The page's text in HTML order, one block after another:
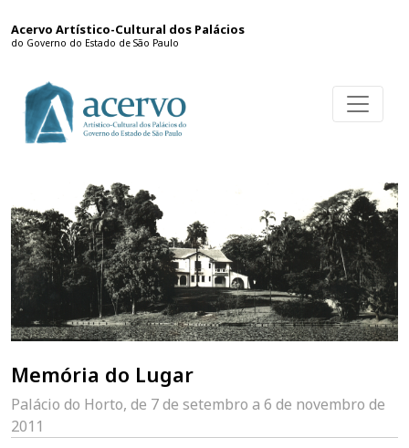
Acervo Artístico-Cultural dos Palácios
do Governo do Estado de São Paulo
Memória do Lugar
Palácio do Horto, de 7 de setembro a 6 de novembro de
2011